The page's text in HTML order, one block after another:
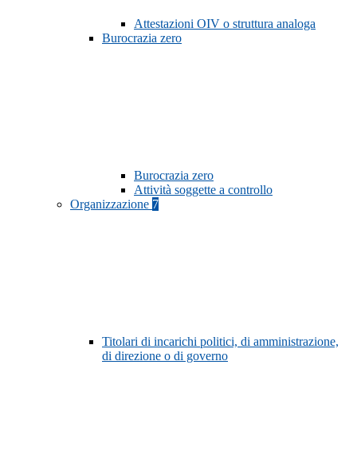
Attestazioni OIV o struttura analoga
Burocrazia zero
Burocrazia zero
Attività soggette a controllo
Organizzazione 7
Titolari di incarichi politici, di amministrazione,
di direzione o di governo